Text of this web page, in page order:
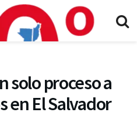
solo proceso a
en El Salvador